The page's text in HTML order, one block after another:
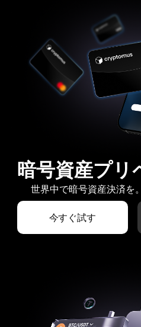
暗号資産プリ
世界中で暗号資産決済を
今すぐ試す